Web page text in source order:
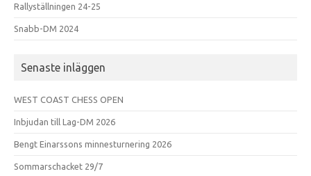
Rallyställningen 24-25
Snabb-DM 2024
Senaste inläggen
WEST COAST CHESS OPEN
Inbjudan till Lag-DM 2026
Bengt Einarssons minnesturnering 2026
Sommarschacket 29/7